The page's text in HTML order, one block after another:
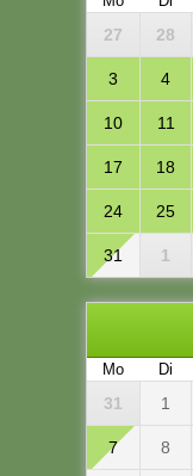
27 28
3 4
10 11
17 18
24 25
31 1
Mo Di
31 1
7 8